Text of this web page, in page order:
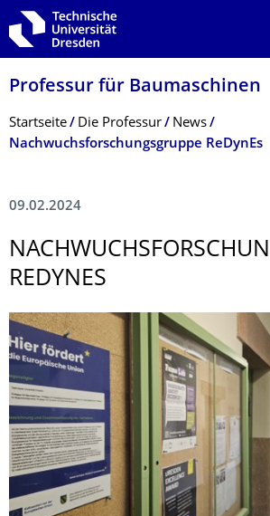
Zur Hauptnavigation springen
Zur Suche springen
Zum Inhalt springen
Professur für Baumaschinen
Breadcrumb-Menü
Startseite Die Professur
News
Nachwuchsforschungsgruppe ReDynEs
09.02.2024
REDYNES